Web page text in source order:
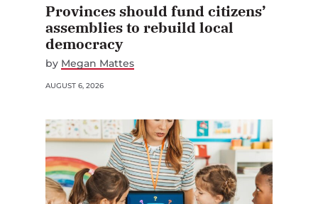
Provinces should fund citizens’
assemblies to rebuild local
democracy
by Megan Mattes
AUGUST 6, 2026